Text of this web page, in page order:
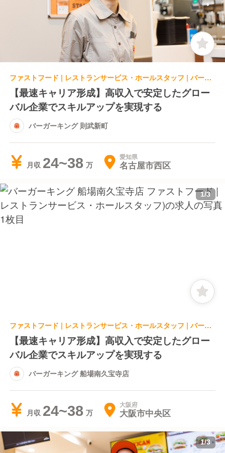
ファストフード | レストランサービス・ホールスタッフ | バーガーキング 則武新町
【最速キャリア形成】高収入で安定したグロー
バル企業でスキルアップを実現する
バーガーキング 則武新町
月収 24~38 愛知県
名古屋市西区
1/3
ファストフード | レストランサービス・ホールスタッフ | バーガーキング 船場南久宝寺店
【最速キャリア形成】高収入で安定したグロー
バル企業でスキルアップを実現する
バーガーキング 船場南久宝寺店
月収 24~38 大阪府
大阪市中央区
1/3